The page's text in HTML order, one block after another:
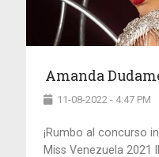
Amanda
11-08-2022 - 4:47 PM
¡Rumbo al concurso
Miss Venezuela 2021